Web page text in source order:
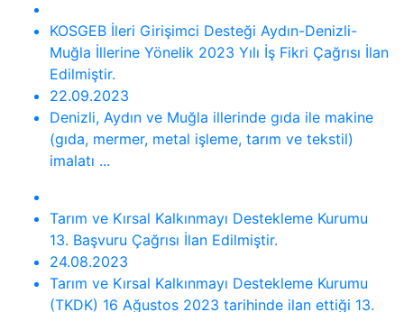
KOSGEB İleri Girişimci Desteği Aydın-Denizli-
Muğla İllerine Yönelik 2023 Yılı İş Fikri Çağrısı İlan
Edilmiştir.
22.09.2023
Denizli, Aydın ve Muğla illerinde gıda ile makine
(gıda, mermer, metal işleme, tarım ve tekstil)
imalatı ...
Tarım ve Kırsal Kalkınmayı Destekleme Kurumu
13. Başvuru Çağrısı İlan Edilmiştir.
24.08.2023
Tarım ve Kırsal Kalkınmayı Destekleme Kurumu
(TKDK) 16 Ağustos 2023 tarihinde ilan ettiği 13.